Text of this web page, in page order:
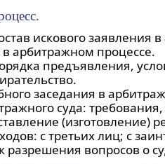
искового заявления
арбитражном процессе.
предъявления,
заседания в
суда:
(изготовление)
с третьих лиц; c
разрешения вопросов о